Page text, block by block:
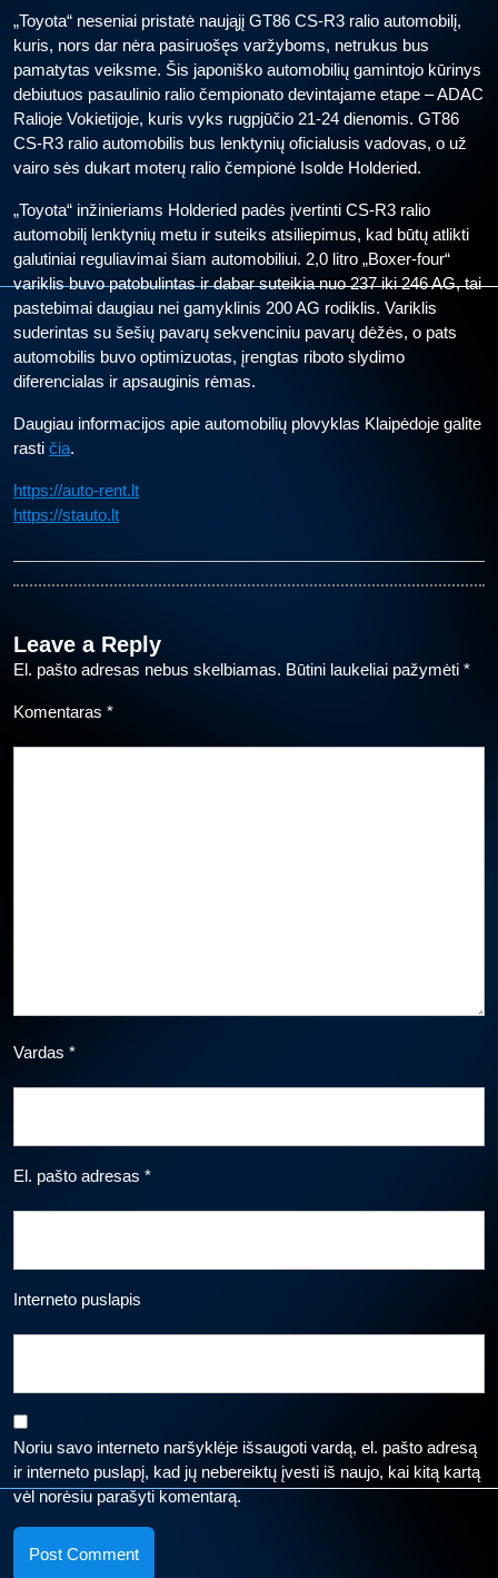
„Toyota“ neseniai pristatė naująjį GT86 CS-R3 ralio automobilį,
kuris, nors dar nėra pasiruošęs varžyboms, netrukus bus
pamatytas veiksme. Šis japoniško automobilių gamintojo kūrinys
debiutuos pasaulinio ralio čempionato devintajame etape – ADAC
Ralioje Vokietijoje, kuris vyks rugpjūčio 21-24 dienomis. GT86
CS-R3 ralio automobilis bus lenktynių oficialusis vadovas, o už
vairo sės dukart moterų ralio čempionė Isolde Holderied.
„Toyota“ inžinieriams Holderied padės įvertinti CS-R3 ralio
automobilį lenktynių metu ir suteiks atsiliepimus, kad būtų atlikti
galutiniai reguliavimai šiam automobiliui. 2,0 litro „Boxer-four“
variklis buvo patobulintas ir dabar suteikia nuo 237 iki 246 AG, tai
pastebimai daugiau nei gamyklinis 200 AG rodiklis. Variklis
suderintas su šešių pavarų sekvenciniu pavarų dėžės, o pats
automobilis buvo optimizuotas, įrengtas riboto slydimo
diferencialas ir apsauginis rėmas.
Daugiau informacijos apie automobilių plovyklas Klaipėdoje galite
rasti čia.
https://auto-rent.lt
https://stauto.lt
Leave a Reply
El. pašto adresas nebus skelbiamas. Būtini laukeliai pažymėti *
Komentaras *
Vardas *
El. pašto adresas *
Interneto puslapis
Noriu savo interneto naršyklėje išsaugoti vardą, el. pašto adresą
ir interneto puslapį, kad jų nebereiktų įvesti iš naujo, kai kitą kartą
vėl norėsiu parašyti komentarą.